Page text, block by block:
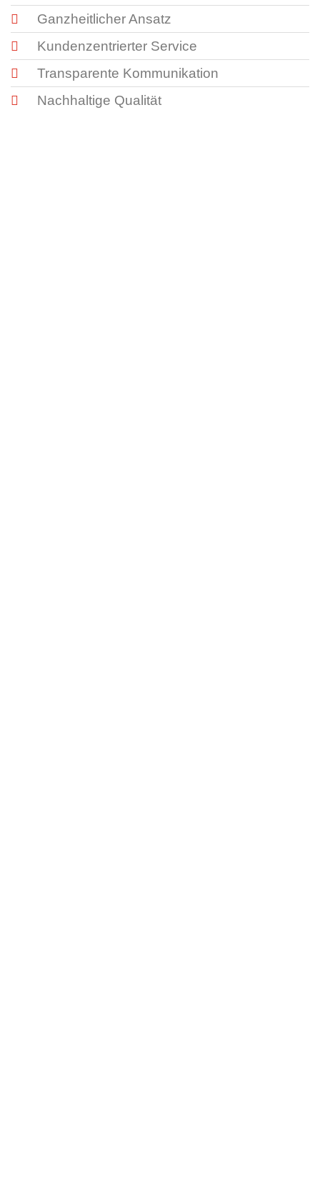
Ganzheitlicher Ansatz
Kundenzentrierter Service
Transparente Kommunikation
Nachhaltige Qualität